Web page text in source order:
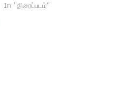
In "திரைப்படம்"